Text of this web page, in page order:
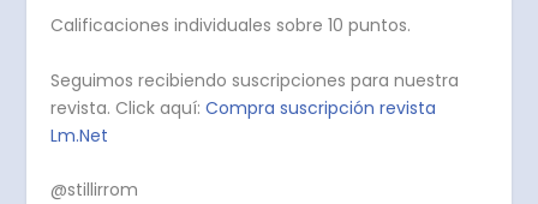
Calificaciones individuales sobre 10 puntos.
Seguimos recibiendo suscripciones para nuestra
revista. Click aquí:Compra suscripción revista
Lm.Net
@stillirrom